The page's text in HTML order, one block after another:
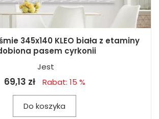
345x140 KLEO biała z etaminy
pasem cyrkonii
Jest
69,13 zł Rabat: 15 %
Do koszyka